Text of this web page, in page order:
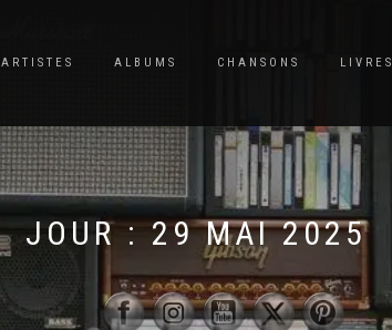
ARTISTES ALBUMS CHANSONS LIVRES
JOUR :29 MAI 2025